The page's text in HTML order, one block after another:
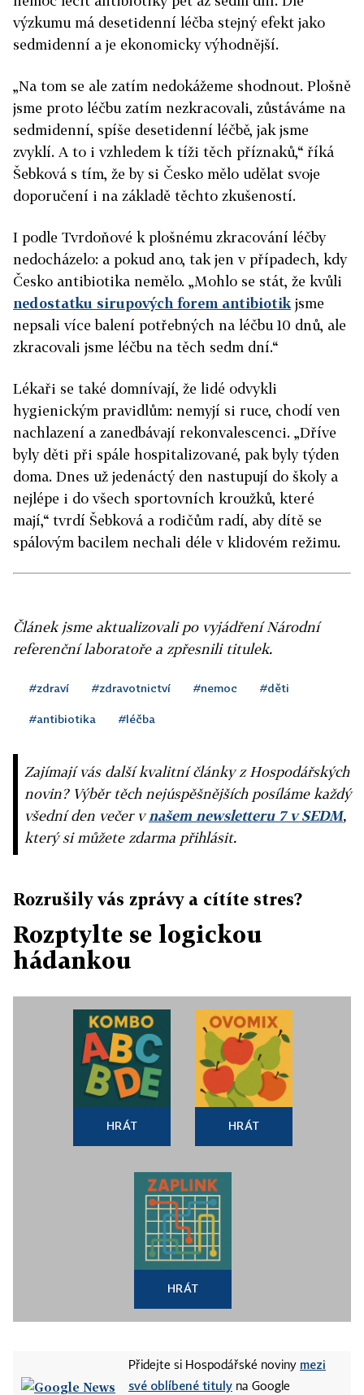
výzkumu má desetidenní léčba stejný efekt jako
sedmidenní a je ekonomicky výhodnější.
„Na tom se ale zatím nedokážeme shodnout. Plošně
jsme proto léčbu zatím nezkracovali, zůstáváme na
sedmidenní, spíše desetidenní léčbě, jak jsme
zvyklí. A to i vzhledem k tíži těch příznaků,“ říká
Šebková s tím, že by si Česko mělo udělat svoje
doporučení i na základě těchto zkušeností.
I podle Tvrdoňové k plošnému zkracování léčby
nedocházelo: a pokud ano, tak jen v případech, kdy
Česko antibiotika nemělo. „Mohlo se stát, že kvůli
nedostatku sirupových forem antibiotik jsme
nepsali více balení potřebných na léčbu 10 dnů, ale
zkracovali jsme léčbu na těch sedm dní.“
Lékaři se také domnívají, že lidé odvykli
hygienickým pravidlům: nemyjí si ruce, chodí ven
nachlazení a zanedbávají rekonvalescenci. „Dříve
byly děti při spále hospitalizované, pak byly týden
doma. Dnes už jedenáctý den nastupují do školy a
nejlépe i do všech sportovních kroužků, které
mají,“ tvrdí Šebková a rodičům radí, aby dítě se
spálovým bacilem nechali déle v klidovém režimu.
Článek jsme aktualizovali po vyjádření Národní
referenční laboratoře a zpřesnili titulek.
#zdraví #zdravotnictví #nemoc #děti
#antibiotika #léčba
Zajímají vás další kvalitní články z Hospodářských
novin? Výběr těch nejúspěšnějších posíláme každý
všední den večer vnašem newsletteru 7 v SEDM,
který si můžete zdarma přihlásit.
Rozrušily vás zprávy a cítíte stres?
Rozptylte se logickou
hádankou
HRÁT HRÁT
HRÁT
Přidejte si Hospodářské noviny mezi
své oblíbené tituly na Google